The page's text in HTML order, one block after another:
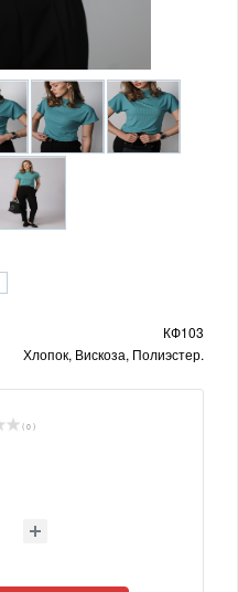
КФ103
Хлопок, Вискоза, Полиэстер.
( 0 )